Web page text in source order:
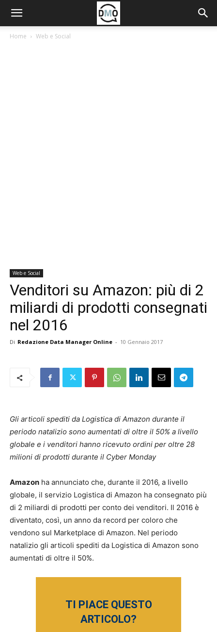
Home Web e Social
Web e Social
Venditori su Amazon: più di 2
miliardi di prodotti consegnati
nel 2016
Di Redazione Data Manager Online - 10 Gennaio 2017
Gli articoli spediti da Logistica di Amazon durante il
periodo natalizio sono aumentati di oltre il 50% a livello
globale e i venditori hanno ricevuto ordini per oltre 28
milioni di prodotti durante il Cyber Monday
Amazon ha annunciato che, durante il 2016, a livello
globale, il servizio Logistica di Amazon ha consegnato più
di 2 miliardi di prodotti per conto dei venditori. Il 2016 è
diventato, così, un anno da record per coloro che
vendono sul Marketplace di Amazon. Nel periodo
natalizio gli articoli spediti da Logistica di Amazon sono
aumentati di oltre il 50%.
TI PIACE QUESTO
ARTICOLO?